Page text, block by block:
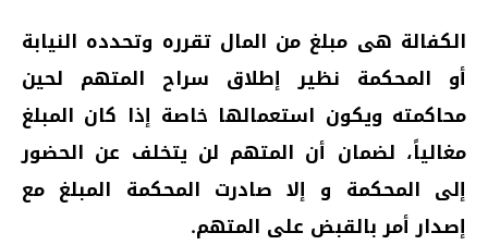
الكفالة هى مبلغ من المال تقرره وتحدده النيابة
أو المحكمة نظير إطلاق سراح المتهم لحين
محاكمته ويكون استعمالها خاصة إذا كان المبلغ
مغالياً، لضمان أن المتهم لن يتخلف عن الحضور
إلى المحكمة و إلا صادرت المحكمة المبلغ مع
إصدار أمر بالقبض على المتهم.